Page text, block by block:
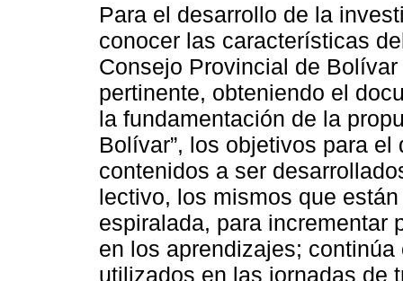
Para el desarrollo de la
conocer las características
Consejo Provincial de
pertinente, obteniendo el
la fundamentación de la
Bolívar”, los objetivos para
contenidos a ser
lectivo, los mismos que
espiralada, para incrementar
en los aprendizajes;
utilizados en las jornadas de